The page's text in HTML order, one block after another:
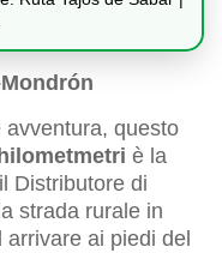
questo
è la
Distributore di
strada rurale in
ai piedi del